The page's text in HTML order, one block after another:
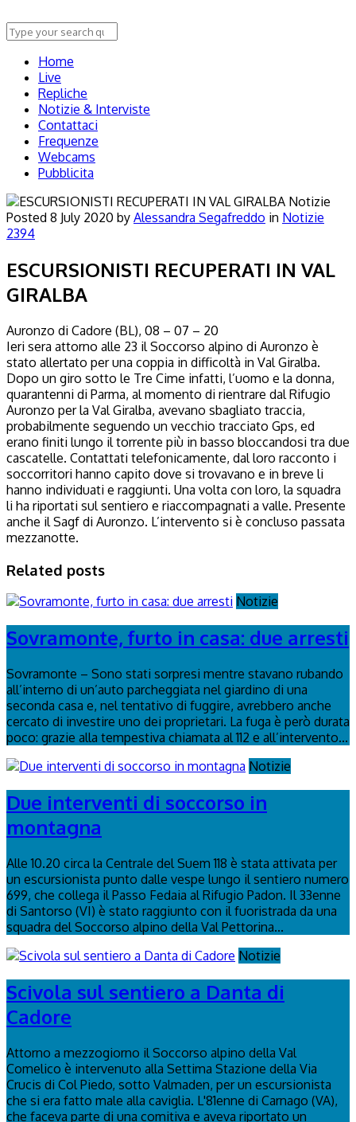
Home
Live
Repliche
Notizie & Interviste
Contattaci
Frequenze
Webcams
Pubblicita
Notizie
Posted 8 July 2020 by Alessandra Segafreddo in Notizie
2394
ESCURSIONISTI RECUPERATI IN VAL
GIRALBA
Auronzo di Cadore (BL), 08 – 07 – 20
Ieri sera attorno alle 23 il Soccorso alpino di Auronzo è
stato allertato per una coppia in difficoltà in Val Giralba.
Dopo un giro sotto le Tre Cime infatti, l’uomo e la donna,
quarantenni di Parma, al momento di rientrare dal Rifugio
Auronzo per la Val Giralba, avevano sbagliato traccia,
probabilmente seguendo un vecchio tracciato Gps, ed
erano finiti lungo il torrente più in basso bloccandosi tra due
cascatelle. Contattati telefonicamente, dal loro racconto i
soccorritori hanno capito dove si trovavano e in breve li
hanno individuati e raggiunti. Una volta con loro, la squadra
li ha riportati sul sentiero e riaccompagnati a valle. Presente
anche il Sagf di Auronzo. L’intervento si è concluso passata
mezzanotte.
Related posts
Notizie
Sovramonte, furto in casa: due arresti
Sovramonte – Sono stati sorpresi mentre stavano rubando
all’interno di un’auto parcheggiata nel giardino di una
seconda casa e, nel tentativo di fuggire, avrebbero anche
cercato di investire uno dei proprietari. La fuga è però durata
poco: grazie alla tempestiva chiamata al 112 e all’intervento...
Notizie
Due interventi di soccorso in
montagna
Alle 10.20 circa la Centrale del Suem 118 è stata attivata per
un escursionista punto dalle vespe lungo il sentiero numero
699, che collega il Passo Fedaia al Rifugio Padon. Il 33enne
di Santorso (VI) è stato raggiunto con il fuoristrada da una
squadra del Soccorso alpino della Val Pettorina...
Notizie
Scivola sul sentiero a Danta di
Cadore
Attorno a mezzogiorno il Soccorso alpino della Val
Comelico è intervenuto alla Settima Stazione della Via
Crucis di Col Piedo, sotto Valmaden, per un escursionista
che si era fatto male alla caviglia. L'81enne di Carnago (VA),
che faceva parte di una comitiva e aveva riportato un